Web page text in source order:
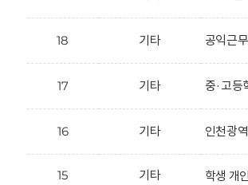
18 기타 공익근
17 기타 중·고등
16 기타 인천광
15 기타 학생 개